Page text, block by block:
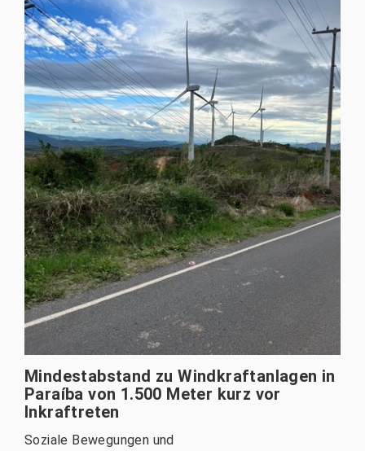
Mindestabstand zu Windkraftanlagen in
Paraíba von 1.500 Meter kurz vor
Inkraftreten
Soziale Bewegungen und